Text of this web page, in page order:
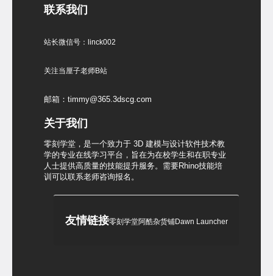
联系我们
站长微信号：linck002
关注当厘子老师B站
邮箱：timmy@365.3dscg.com
关于我们
零刻学堂，是一个致力于 3D 建模与设计软件技术教
学的专业在线学习平台，旨在为在校学生和在职专业
人士提供高质量的技能提升服务。需要Rhino技能培
训可以联系老师咨询报名。
友情链接零刻学堂阿酷杂货铺Dawn Launcher